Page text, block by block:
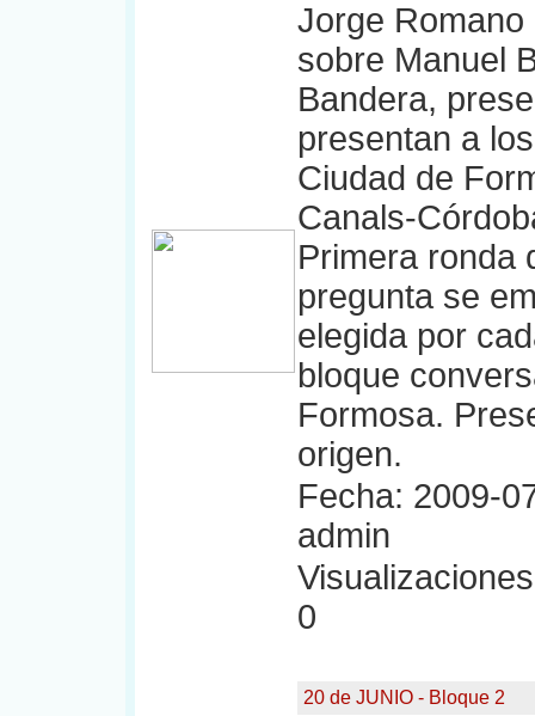
Jorge
sobre Manuel
Bandera,
presentan a
Ciudad de
Canals-
Primera ronda
pregunta se
elegida por
bloque
Formosa.
origen.
Fecha: 2009-
admin
0
20 de JUNIO - Bloque 2